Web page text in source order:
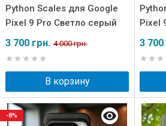
Python Scales для Google
Pixel 9 Pro Светло серый
3 700 грн. 4 000 грн.
В корзину
Pixel
3 700
-8%